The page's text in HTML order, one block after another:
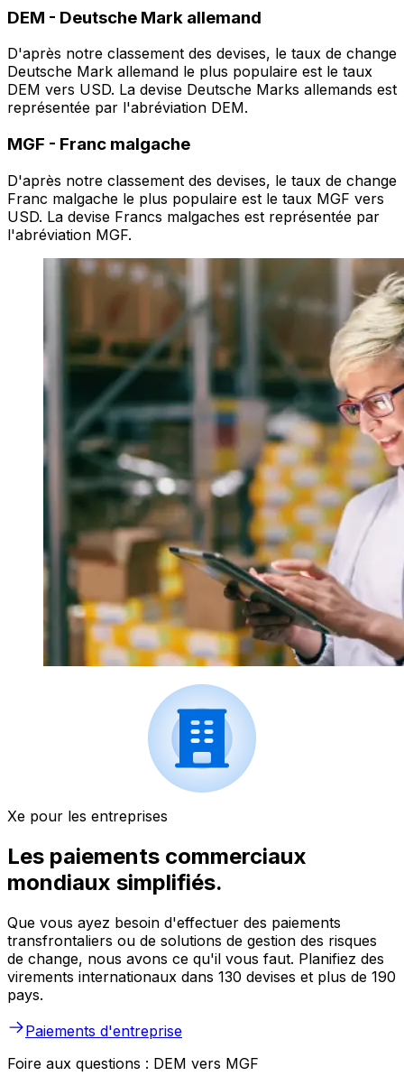
DEM - Deutsche Mark allemand
D'après notre classement des devises, le taux de change
Deutsche Mark allemand le plus populaire est le taux
DEM vers USD. La devise Deutsche Marks allemands est
représentée par l'abréviation DEM.
MGF - Franc malgache
D'après notre classement des devises, le taux de change
Franc malgache le plus populaire est le taux MGF vers
USD. La devise Francs malgaches est représentée par
l'abréviation MGF.
Xe pour les entreprises
Les paiements commerciaux
mondiaux simplifiés.
Que vous ayez besoin d'effectuer des paiements
transfrontaliers ou de solutions de gestion des risques
de change, nous avons ce qu'il vous faut. Planifiez des
virements internationaux dans 130 devises et plus de 190
pays.
Paiements d'entreprise
Foire aux questions : DEM vers MGF